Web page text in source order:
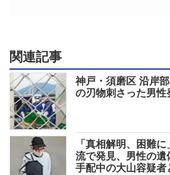
関連記事
神戸・須磨区 沿岸
の刃物刺さった男性
「真相解明、困難
流で発見、男性の遺
手配中の大山容疑者